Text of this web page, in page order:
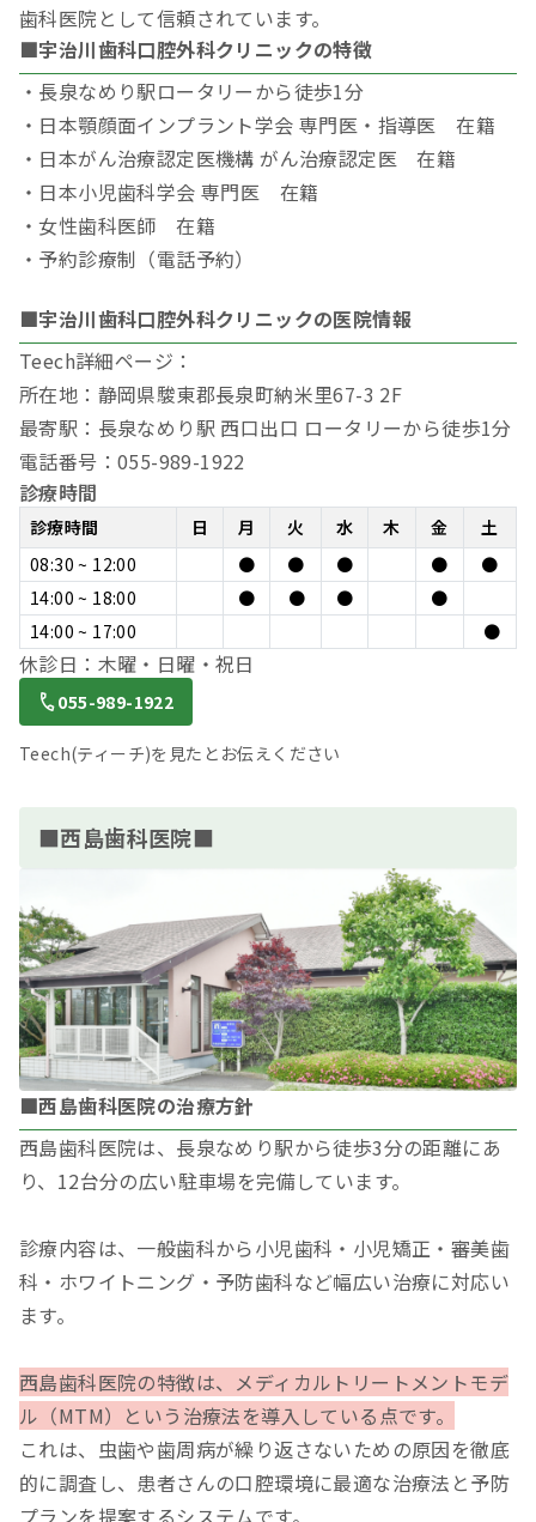
歯科医院として信頼されています。
■宇治川歯科口腔外科クリニックの特徴
・長泉なめり駅ロータリーから徒歩1分
・日本顎顔面インプラント学会 専門医・指導医 在籍
・日本がん治療認定医機構 がん治療認定医 在籍
・日本小児歯科学会 専門医 在籍
・女性歯科医師 在籍
・予約診療制（電話予約）
■宇治川歯科口腔外科クリニックの医院情報
Teech詳細ページ：
所在地：静岡県駿東郡長泉町納米里67-3 2F
最寄駅：長泉なめり駅 西口出口 ロータリーから徒歩1分
電話番号：055-989-1922
診療時間
診療時間 日 月 火 水 木 金
土
08:30 ~ 12:00
● ● ● ●
●
14:00 ~ 18:00
● ● ●
●
14:00 ~ 17:00
●
休診日：木曜・日曜・祝日
055-989-1922
Teech(ティーチ)を見たとお伝えください
■西島歯科医院■
■西島歯科医院の治療方針
西島歯科医院は、長泉なめり駅から徒歩3分の距離にあ
り、12台分の広い駐車場を完備しています。
診療内容は、一般歯科から小児歯科・小児矯正・審美歯
科・ホワイトニング・予防歯科など幅広い治療に対応い
ます。
西島歯科医院の特徴は、メディカルトリートメントモデ
ル（MTM）という治療法を導入している点です。
これは、虫歯や歯周病が繰り返さないための原因を徹底
的に調査し、患者さんの口腔環境に最適な治療法と予防
プランを提案するシステムです。